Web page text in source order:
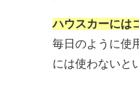
ハウスカーには
毎日のように使
には使わないと